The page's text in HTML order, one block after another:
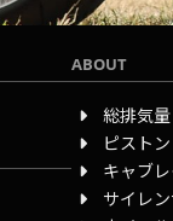
ABOUT
総排気
ピスト
キャブ
サイレ